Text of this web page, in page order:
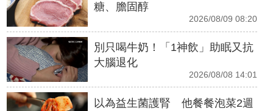
糖、膽固醇
2026/08/09 08:20
別只喝牛奶！「1神飲」助眠又抗
大腦退化
2026/08/08 14:01
以為益生菌護腎 他餐餐泡菜2週